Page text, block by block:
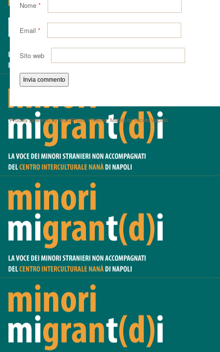
Nome *
Email *
Sito web
Proudly powered by WordPress |Theme: Matala byNicolo Volpato